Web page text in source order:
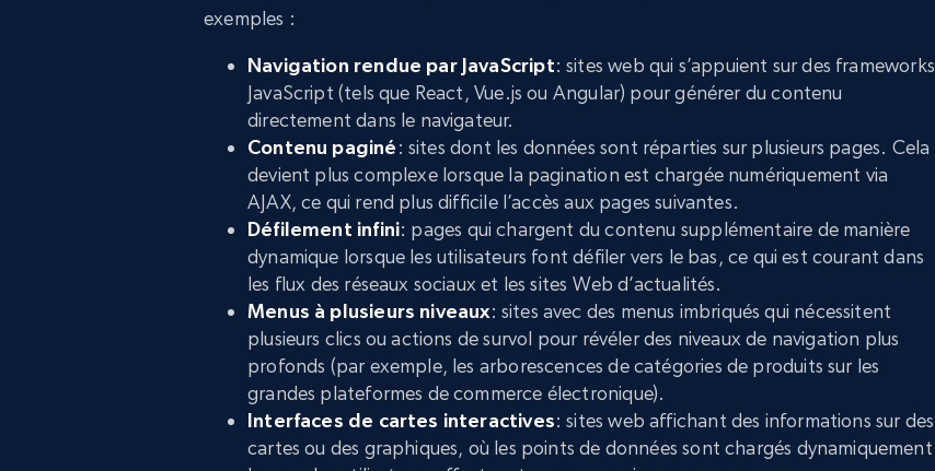
exemples :
Navigation rendue par JavaScript: sites web qui s’appuient sur des frameworks
JavaScript (tels que React, Vue.js ou Angular) pour générer du contenu
directement dans le navigateur.
Contenu paginé: sites dont les données sont réparties sur plusieurs pages. Cela
devient plus complexe lorsque la pagination est chargée numériquement via
AJAX, ce qui rend plus difficile l’accès aux pages suivantes.
Défilement infini: pages qui chargent du contenu supplémentaire de manière
dynamique lorsque les utilisateurs font défiler vers le bas, ce qui est courant dans
les flux des réseaux sociaux et les sites Web d’actualités.
Menus à plusieurs niveaux: sites avec des menus imbriqués qui nécessitent
plusieurs clics ou actions de survol pour révéler des niveaux de navigation plus
profonds (par exemple, les arborescences de catégories de produits sur les
grandes plateformes de commerce électronique).
Interfaces de cartes interactives: sites web affichant des informations sur des
cartes ou des graphiques, où les points de données sont chargés dynamiquement